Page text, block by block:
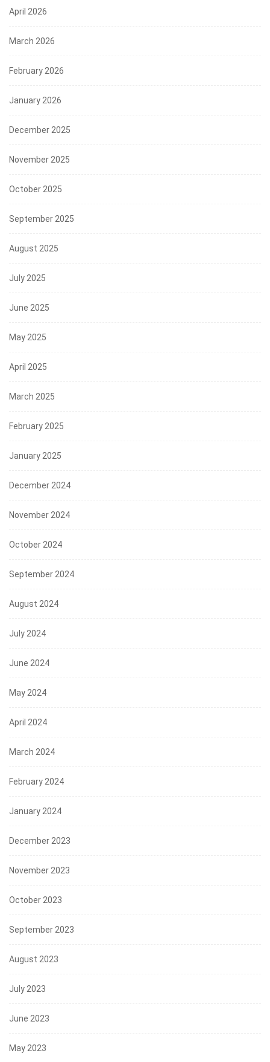
April 2026
March 2026
February 2026
January 2026
December 2025
November 2025
October 2025
September 2025
August 2025
July 2025
June 2025
May 2025
April 2025
March 2025
February 2025
January 2025
December 2024
November 2024
October 2024
September 2024
August 2024
July 2024
June 2024
May 2024
April 2024
March 2024
February 2024
January 2024
December 2023
November 2023
October 2023
September 2023
August 2023
July 2023
June 2023
May 2023